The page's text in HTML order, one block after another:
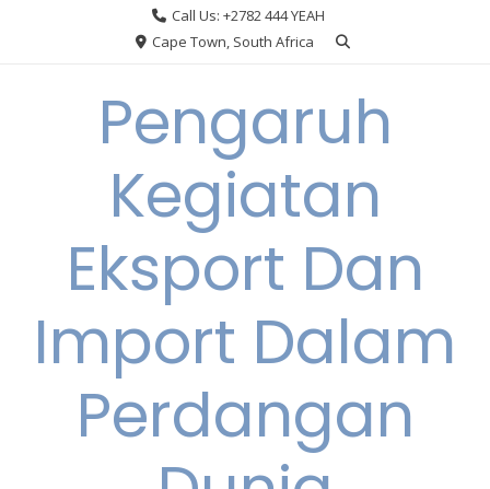
Call Us: +2782 444 YEAH
Cape Town, South Africa
Pengaruh
Kegiatan
Eksport Dan
Import Dalam
Perdangan